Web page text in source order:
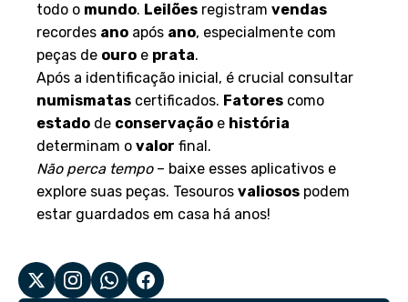
todo o mundo. Leilões registram vendas
recordes ano após ano, especialmente com
peças de ouro e prata.
Após a identificação inicial, é crucial consultar
numismatas certificados. Fatores como
estado de conservação e história
determinam o valor final.
Não perca tempo– baixe esses aplicativos e
explore suas peças. Tesouros valiosos podem
estar guardados em casa há anos!